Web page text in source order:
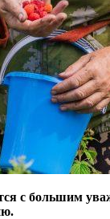
с большим